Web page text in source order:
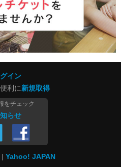
イン
利に新規取得
をチェック
らせ
Yahoo! JAPAN